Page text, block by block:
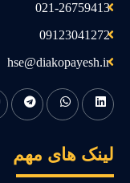
021-26759413
09123041272
hse@diakopayesh.ir
های مهم